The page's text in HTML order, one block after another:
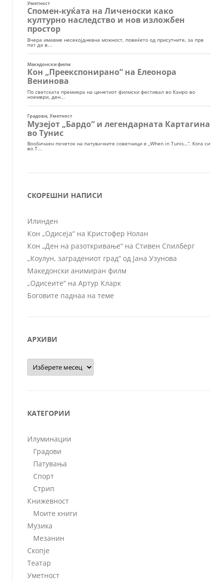
СКОРЕШНИ НАПИСИ
Илинден
Кон „Одисеја“ на Кристофер Нолан
Кон „Ден на разоткривање“ на Стивен Спилберг
„Коулун, заградениот град“ од Јана Узунова
Македонски анимиран филм
„Одисеите“ на Артур Кларк
Боговите паднаа на теме
АРХИВИ
Архиви
КАТЕГОРИИ
Илуминации
Градови
Патувања
Спорт
Стрип
Книжевност
Моите книги
Музика
Мезанин
Скопје
Театар
Уметност